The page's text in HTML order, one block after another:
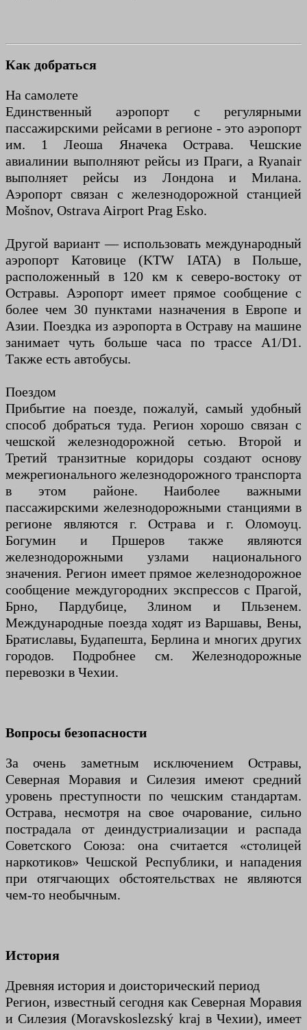
Как добраться
На самолете
Единственный аэропорт с регулярными
пассажирскими рейсами в регионе - это аэропорт
им. 1 Леоша Яначека Острава. Чешские
авиалинии выполняют рейсы из Праги, а Ryanair
выполняет рейсы из Лондона и Милана.
Аэропорт связан с железнодорожной станцией
Mošnov, Ostrava Airport Prag Esko.
Другой вариант — использовать международный
аэропорт Катовице (KTW IATA) в Польше,
расположенный в 120 км к северо-востоку от
Остравы. Аэропорт имеет прямое сообщение с
более чем 30 пунктами назначения в Европе и
Азии. Поездка из аэропорта в Остраву на машине
занимает чуть больше часа по трассе A1/D1.
Также есть автобусы.
Поездом
Прибытие на поезде, пожалуй, самый удобный
способ добраться туда. Регион хорошо связан с
чешской железнодорожной сетью. Второй и
Третий транзитные коридоры создают основу
межрегионального железнодорожного транспорта
в этом районе. Наиболее важными
пассажирскими железнодорожными станциями в
регионе являются г. Острава и г. Оломоуц.
Богумин и Пршеров также являются
железнодорожными узлами национального
значения. Регион имеет прямое железнодорожное
сообщение междугородних экспрессов с Прагой,
Брно, Пардубице, Злином и Пльзенем.
Международные поезда ходят из Варшавы, Вены,
Братиславы, Будапешта, Берлина и многих других
городов. Подробнее см. Железнодорожные
перевозки в Чехии.
Вопросы безопасности
За очень заметным исключением Остравы,
Северная Моравия и Силезия имеют средний
уровень преступности по чешским стандартам.
Острава, несмотря на свое очарование, сильно
пострадала от деиндустриализации и распада
Советского Союза: она считается «столицей
наркотиков» Чешской Республики, и нападения
при отягчающих обстоятельствах не являются
чем-то необычным.
История
Древняя история и доисторический период
Регион, известный сегодня как Северная Моравия
и Силезия (Moravskoslezský kraj в Чехии), имеет